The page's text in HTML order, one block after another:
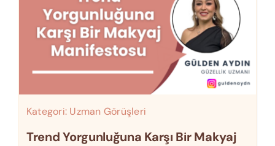
Kategori: Uzman Görüşleri
Trend Yorgunluğuna Karşı Bir Makyaj